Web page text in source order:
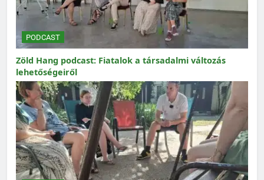
PODCAST
Zöld Hang podcast: Fiatalok a társadalmi változás
lehetőségeiről